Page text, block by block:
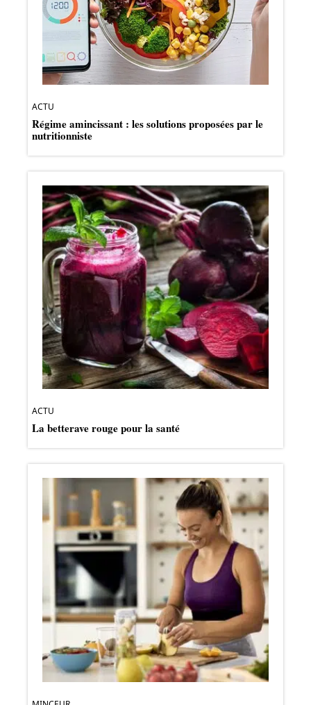
ACTU
Régime amincissant : les solutions proposées par le
nutritionniste
ACTU
La betterave rouge pour la santé